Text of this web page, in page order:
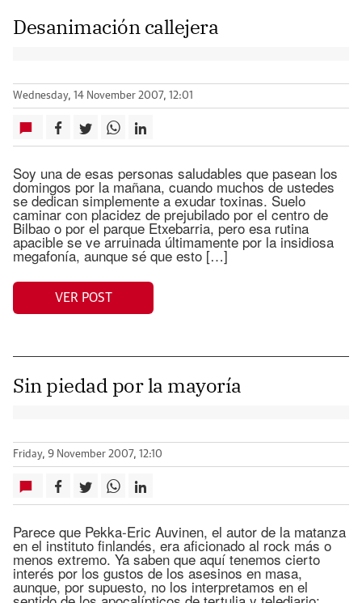
Desanimación callejera
Wednesday, 14 November 2007, 12:01
Soy una de esas personas saludables que pasean los
domingos por la mañana, cuando muchos de ustedes
se dedican simplemente a exudar toxinas. Suelo
caminar con placidez de prejubilado por el centro de
Bilbao o por el parque Etxebarria, pero esa rutina
apacible se ve arruinada últimamente por la insidiosa
megafonía, aunque sé que esto […]
VER POST
Sin piedad por la mayoría
Friday, 9 November 2007, 12:10
Parece que Pekka-Eric Auvinen, el autor de la matanza
en el instituto finlandés, era aficionado al rock más o
menos extremo. Ya saben que aquí tenemos cierto
interés por los gustos de los asesinos en masa,
aunque, por supuesto, no los interpretamos en el